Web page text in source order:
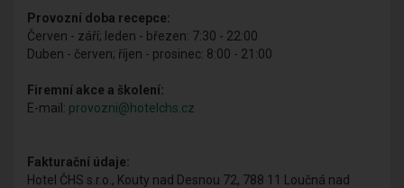
Provozní doba recepce:
Červen - září; leden - březen: 7:30 - 22:00
Duben - červen; říjen - prosinec: 8:00 - 21:00
Firemní akce a školení:
E-mail: provozni@hotelchs.cz
Fakturační údaje:
Hotel ČHS s.r.o., Kouty nad Desnou 72, 788 11 Loučná nad